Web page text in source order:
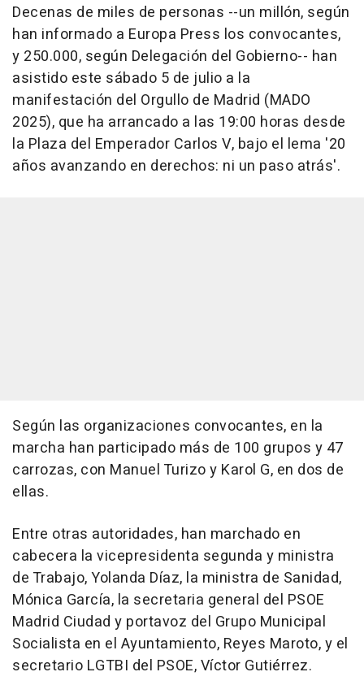
Decenas de miles de personas --un millón, según
han informado a Europa Press los convocantes,
y 250.000, según Delegación del Gobierno-- han
asistido este sábado 5 de julio a la
manifestación del Orgullo de Madrid (MADO
2025), que ha arrancado a las 19:00 horas desde
la Plaza del Emperador Carlos V, bajo el lema '20
años avanzando en derechos: ni un paso atrás'.
Según las organizaciones convocantes, en la
marcha han participado más de 100 grupos y 47
carrozas, con Manuel Turizo y Karol G, en dos de
ellas.
Entre otras autoridades, han marchado en
cabecera la vicepresidenta segunda y ministra
de Trabajo, Yolanda Díaz, la ministra de Sanidad,
Mónica García, la secretaria general del PSOE
Madrid Ciudad y portavoz del Grupo Municipal
Socialista en el Ayuntamiento, Reyes Maroto, y el
secretario LGTBI del PSOE, Víctor Gutiérrez.